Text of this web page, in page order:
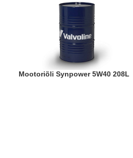
Mootoriõli Synpower 5W40 208L